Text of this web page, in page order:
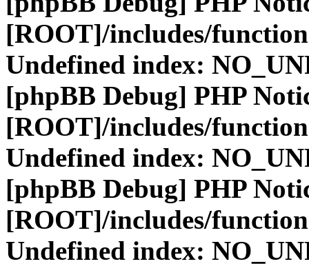
[ROOT]/includes/
Undefined index:
[phpBB Debug] PHP
[ROOT]/includes/
Undefined index:
[phpBB Debug] PHP
[ROOT]/includes/
Undefined index: